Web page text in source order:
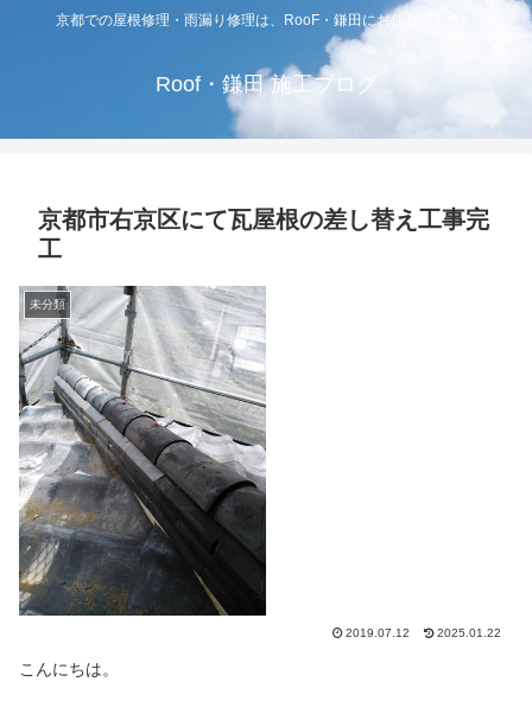
京都での屋根修理・雨漏り修理は、RooF・鎌田にお任せください
Roof・鎌田 施工ブログ
京都市右京区にて瓦屋根の差し替え工事完
工
未分類
2019.07.12 2025.01.22
こんにちは。